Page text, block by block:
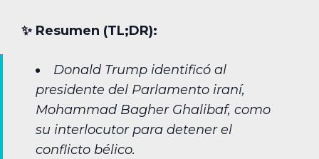
✨︎ Resumen (TL;DR):
Donald Trump identificó al
presidente del Parlamento iraní,
Mohammad Bagher Ghalibaf, como
su interlocutor para detener el
conflicto bélico.